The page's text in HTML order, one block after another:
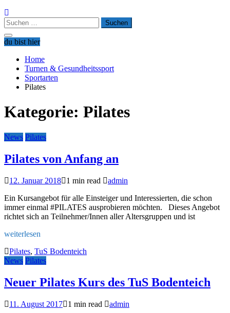
Suchen
nach:
du bist hier
Home
Turnen & Gesundheitssport
Sportarten
Pilates
Kategorie: Pilates
News Pilates
Pilates von Anfang an
12. Januar 2018 1 min read
admin
Ein Kursangebot für alle Einsteiger und Interessierten, die schon
immer einmal #PILATES ausprobieren möchten. Dieses Angebot
richtet sich an Teilnehmer/Innen aller Altersgruppen und ist
weiterlesen
Pilates, TuS Bodenteich
News Pilates
Neuer Pilates Kurs des TuS Bodenteich
11. August 2017 1 min read
admin